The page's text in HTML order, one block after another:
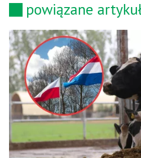
powiązane